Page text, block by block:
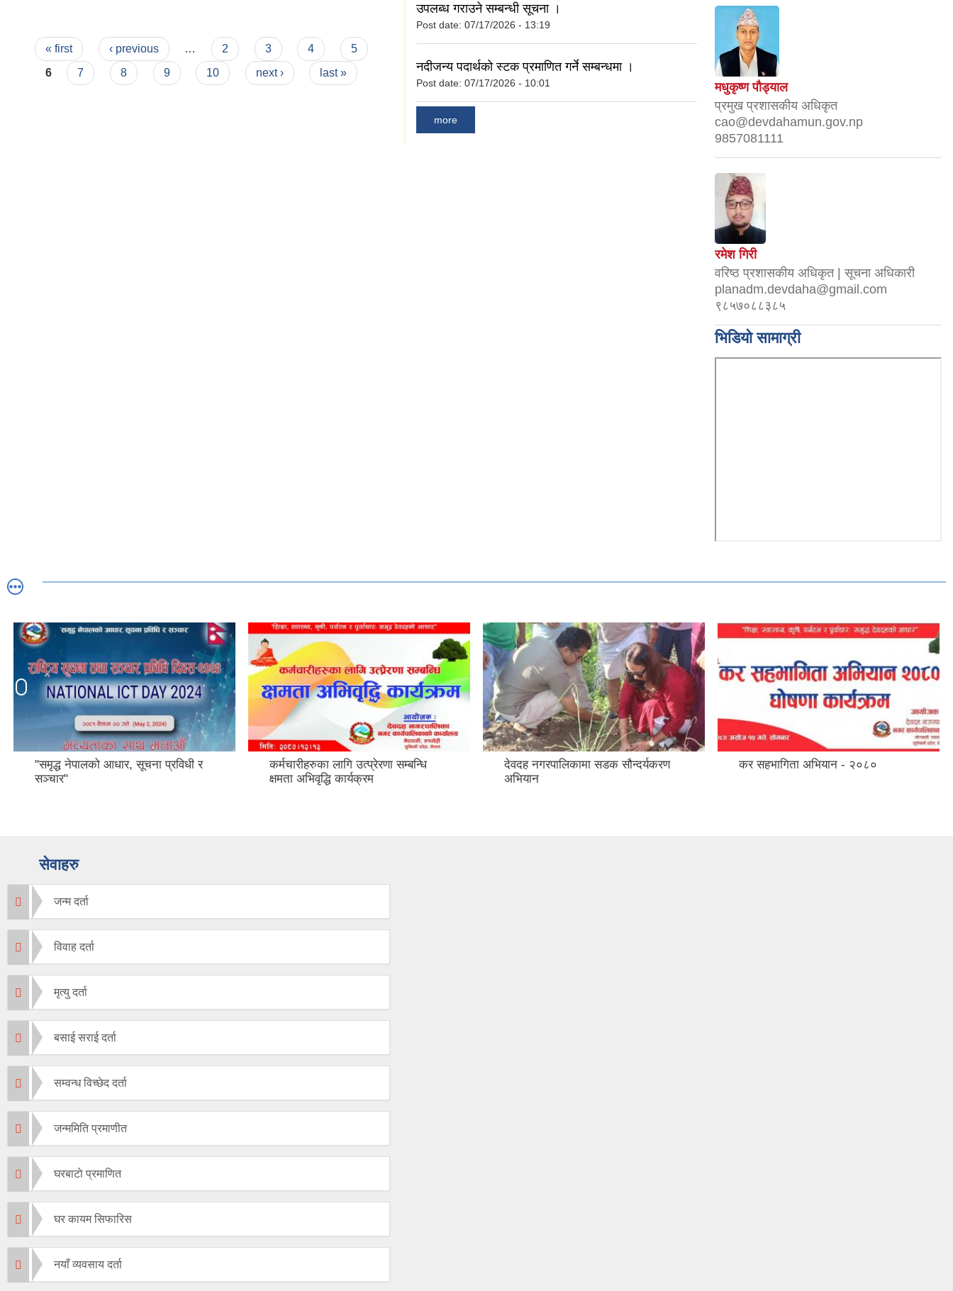
Pages
« first ‹ previous … 2 3 4
5
6
7 8 9 10 next › last »
उपलब्ध गराउने सम्बन्धी सूचना ।
Post date: 07/17/2026 - 13:19
नदीजन्य पदार्थको स्टक प्रमाणित गर्ने सम्बन्धमा ।
Post date: 07/17/2026 - 10:01
more
मधुकृष्ण पौड्याल
प्रमुख प्रशासकीय अधिकृत
cao@devdahamun.gov.np
9857081111
रमेश गिरी
वरिष्ठ प्रशासकीय अधिकृत | सूचना अधिकारी
planadm.devdaha@gmail.com
९८५७०८८३८५
भिडियो सामाग्री
"समृद्ध नेपालको आधार, सूचना प्रविधी र
सञ्चार"
कर्मचारीहरुका लागि उत्प्रेरणा सम्बन्धि
क्षमता अभिवृद्धि कार्यक्रम
देवदह नगरपालिकामा सडक सौन्दर्यकरण
अभियान
कर सहभागिता अभियान - २०८०
सेवाहरु
जन्म दर्ता
विवाह दर्ता
मृत्यु दर्ता
बसाई सराई दर्ता
सम्वन्ध विच्छेद दर्ता
जन्ममिति प्रमाणीत
घरबाटाे प्रमाणित
घर कायम सिफारिस
नयाँ व्यवसाय दर्ता